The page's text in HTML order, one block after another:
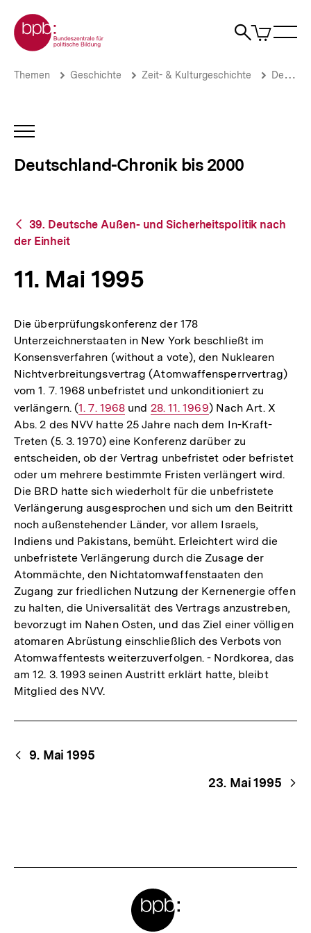
zum
Seiteninhalt
springen
Zur Startseite der bpb
Suche
Artikel
im
Deutschland-
Chronik
2000
Brotkrümelnavigation
Pfadnavigation
Themen Geschichte Zeit- & Kulturgeschichte Deutschland-Chronik bis 2000
INHALTSNAVIGATION
Deutschland-Chronik bis 2000
Zurück
zur
39. Deutsche Außen- und Sicherheitspolitik nach
der Einheit
11. Mai 1995
Die überprüfungskonferenz der 178
Unterzeichnerstaaten in New York beschließt im
Konsensverfahren (without a vote), den Nuklearen
Nichtverbreitungsvertrag (Atomwaffensperrvertrag)
vom 1. 7. 1968 unbefristet und unkonditioniert zu
verlängern. (Interner
Link:
1. 7. 1968 und Interner
Link:
28. 11. 1969) Nach Art. X
Abs. 2 des NVV hatte 25 Jahre nach dem In-Kraft-
Treten (5. 3. 1970) eine Konferenz darüber zu
entscheiden, ob der Vertrag unbefristet oder befristet
oder um mehrere bestimmte Fristen verlängert wird.
Die BRD hatte sich wiederholt für die unbefristete
Verlängerung ausgesprochen und sich um den Beitritt
noch außenstehender Länder, vor allem Israels,
Indiens und Pakistans, bemüht. Erleichtert wird die
unbefristete Verlängerung durch die Zusage der
Atommächte, den Nichtatomwaffenstaaten den
Zugang zur friedlichen Nutzung der Kernenergie offen
zu halten, die Universalität des Vertrags anzustreben,
bevorzugt im Nahen Osten, und das Ziel einer völligen
atomaren Abrüstung einschließlich des Verbots von
Atomwaffentests weiterzuverfolgen. - Nordkorea, das
am 12. 3. 1993 seinen Austritt erklärt hatte, bleibt
Mitglied des NVV.
Begriffsnavigation
Content-
Navigation
9. Mai 1995
23. Mai 1995